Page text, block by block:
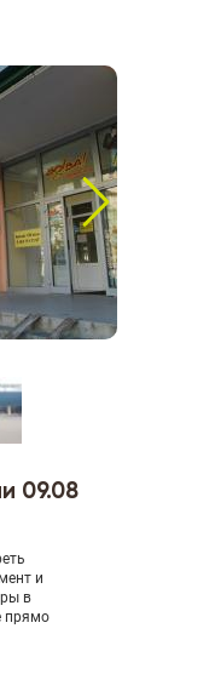
09.08
и
в
прямо